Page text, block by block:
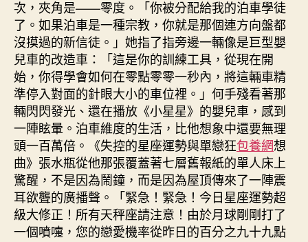
次，夾角是——零度。「你被分配給我的泊車學徒
了。如果泊車是一種宗教，你就是那個連方向盤都
沒摸過的新信徒。」她指了指旁邊一輛像是巨型嬰
兒車的改造車：「這是你的訓練工具，從現在開
始，你得學會如何在零點零零一秒內，將這輛車精
準停入對面的針眼大小的車位裡。」何手殘看著那
輛閃閃發光、還在播放《小星星》的嬰兒車，感到
一陣眩暈。泊車維度的生活，比他想象中還要無理
頭一百萬倍。《失控的星座運勢與單戀狂包養網想
曲》張水瓶從他那張覆蓋著七層舊報紙的單人床上
驚醒，不是因為鬧鐘，而是因為屋頂傳來了一陣震
耳欲聾的廣播聲。「緊急！緊急！今日星座運勢超
級大修正！所有天秤座請注意！由於月球剛剛打了
一個噴嚏，您的戀愛機率從昨日的百分之九十九點